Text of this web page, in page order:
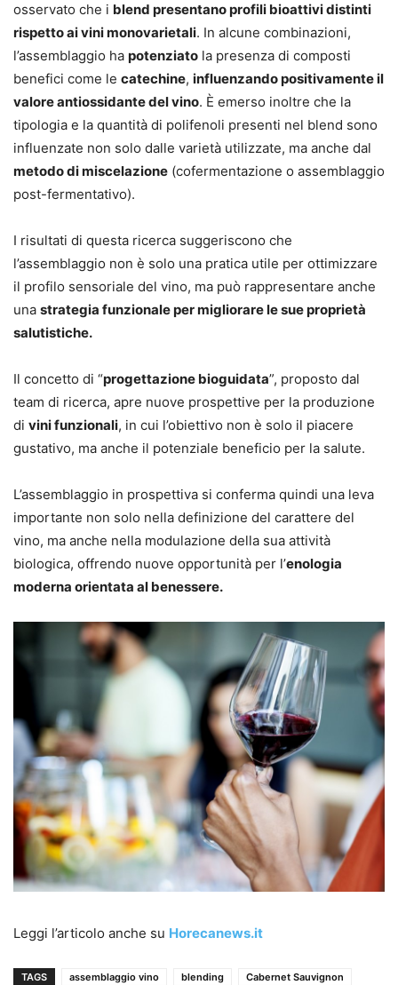
osservato che i blend presentano profili bioattivi distinti
rispetto ai vini monovarietali. In alcune combinazioni,
l’assemblaggio ha potenziato la presenza di composti
benefici come le catechine, influenzando positivamente il
valore antiossidante del vino. È emerso inoltre che la
tipologia e la quantità di polifenoli presenti nel blend sono
influenzate non solo dalle varietà utilizzate, ma anche dal
metodo di miscelazione (cofermentazione o assemblaggio
post-fermentativo).
I risultati di questa ricerca suggeriscono che
l’assemblaggio non è solo una pratica utile per ottimizzare
il profilo sensoriale del vino, ma può rappresentare anche
una strategia funzionale per migliorare le sue proprietà
salutistiche.
Il concetto di “progettazione bioguidata”, proposto dal
team di ricerca, apre nuove prospettive per la produzione
di vini funzionali, in cui l’obiettivo non è solo il piacere
gustativo, ma anche il potenziale beneficio per la salute.
L’assemblaggio in prospettiva si conferma quindi una leva
importante non solo nella definizione del carattere del
vino, ma anche nella modulazione della sua attività
biologica, offrendo nuove opportunità per l’enologia
moderna orientata al benessere.
Leggi l’articolo anche su Horecanews.it
TAGS assemblaggio vino blending
Cabernet Sauvignon